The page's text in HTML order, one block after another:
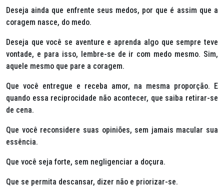
Deseja ainda que enfrente seus medos, por que é assim que a
coragem nasce, do medo.
Deseja que você se aventure e aprenda algo que sempre teve
vontade, e para isso, lembre-se de ir com medo mesmo. Sim,
aquele mesmo que pare a coragem.
Que você entregue e receba amor, na mesma proporção. E
quando essa reciprocidade não acontecer, que saiba retirar-se
de cena.
Que você reconsidere suas opiniões, sem jamais macular sua
essência.
Que você seja forte, sem negligenciar a doçura.
Que se permita descansar, dizer não e priorizar-se.